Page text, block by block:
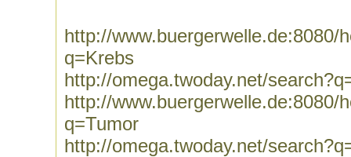
http://www.buergerwelle.de:8080/
q=Krebs
http://omega.twoday.net/
http://www.buergerwelle.de:8080/
q=Tumor
http://omega.twoday.net/